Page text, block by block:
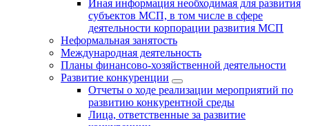
Иная информация необходимая для развития
субъектов МСП, в том числе в сфере
деятельности корпорации развития МСП
Неформальная занятость
Международная деятельность
Планы финансово-хозяйственной деятельности
Развитие конкуренции
Отчеты о ходе реализации мероприятий по
развитию конкурентной среды
Лица, ответственные за развитие